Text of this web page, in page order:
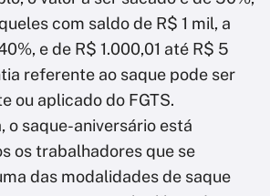
com saldo de R$ 1 mil, a
e de R$ 1.000,01 até R$ 5
referente ao saque pode ser
ou aplicado do FGTS.
o saque-aniversário está
os trabalhadores que se
das modalidades de saque